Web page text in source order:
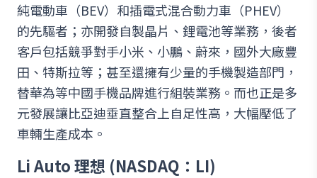
純電動車（BEV）和插電式混合動力車（PHEV）
的先驅者；亦開發自製晶片、鋰電池等業務，後者
客戶包括競爭對手小米、小鵬、蔚來，國外大廠豐
田、特斯拉等；甚至還擁有少量的手機製造部門，
替華為等中國手機品牌進行組裝業務。而也正是多
元發展讓比亞迪垂直整合上自足性高，大幅壓低了
車輛生產成本。
Li Auto 理想 (NASDAQ：LI)